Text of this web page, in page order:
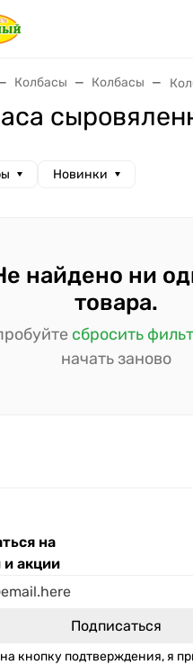
Колбасы Колбасы
Новинки
найдено ни
товара.
сбросить
начать заново
на
и акции
кнопку подтверждения, я